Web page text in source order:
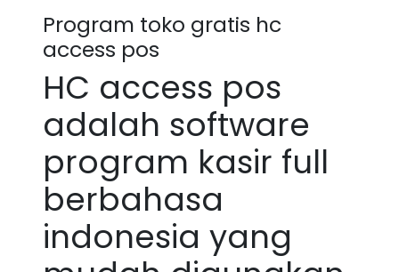
Program toko gratis hc
access pos
HC access pos
adalah software
program kasir full
berbahasa
indonesia yang